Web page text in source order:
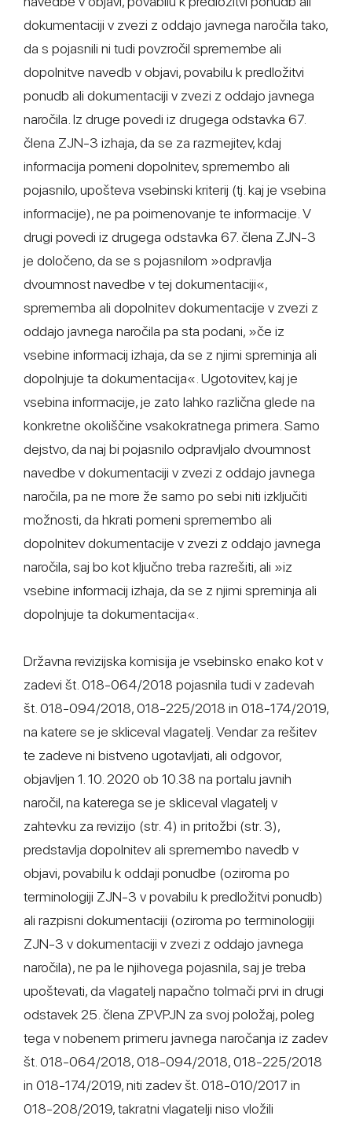
dokumentaciji v zvezi z oddajo javnega naročila tako,
da s pojasnili ni tudi povzročil spremembe ali
dopolnitve navedb v objavi, povabilu k predložitvi
ponudb ali dokumentaciji v zvezi z oddajo javnega
naročila. Iz druge povedi iz drugega odstavka 67.
člena ZJN-3 izhaja, da se za razmejitev, kdaj
informacija pomeni dopolnitev, spremembo ali
pojasnilo, upošteva vsebinski kriterij (tj. kaj je vsebina
informacije), ne pa poimenovanje te informacije. V
drugi povedi iz drugega odstavka 67. člena ZJN-3
je določeno, da se s pojasnilom »odpravlja
dvoumnost navedbe v tej dokumentaciji«,
sprememba ali dopolnitev dokumentacije v zvezi z
oddajo javnega naročila pa sta podani, »če iz
vsebine informacij izhaja, da se z njimi spreminja ali
dopolnjuje ta dokumentacija«. Ugotovitev, kaj je
vsebina informacije, je zato lahko različna glede na
konkretne okoliščine vsakokratnega primera. Samo
dejstvo, da naj bi pojasnilo odpravljalo dvoumnost
navedbe v dokumentaciji v zvezi z oddajo javnega
naročila, pa ne more že samo po sebi niti izključiti
možnosti, da hkrati pomeni spremembo ali
dopolnitev dokumentacije v zvezi z oddajo javnega
naročila, saj bo kot ključno treba razrešiti, ali »iz
vsebine informacij izhaja, da se z njimi spreminja ali
dopolnjuje ta dokumentacija«.
Državna revizijska komisija je vsebinsko enako kot v
zadevi št. 018-064/2018 pojasnila tudi v zadevah
št. 018-094/2018, 018-225/2018 in 018-174/2019,
na katere se je skliceval vlagatelj. Vendar za rešitev
te zadeve ni bistveno ugotavljati, ali odgovor,
objavljen 1. 10. 2020 ob 10.38 na portalu javnih
naročil, na katerega se je skliceval vlagatelj v
zahtevku za revizijo (str. 4) in pritožbi (str. 3),
predstavlja dopolnitev ali spremembo navedb v
objavi, povabilu k oddaji ponudbe (oziroma po
terminologiji ZJN-3 v povabilu k predložitvi ponudb)
ali razpisni dokumentaciji (oziroma po terminologiji
ZJN-3 v dokumentaciji v zvezi z oddajo javnega
naročila), ne pa le njihovega pojasnila, saj je treba
upoštevati, da vlagatelj napačno tolmači prvi in drugi
odstavek 25. člena ZPVPJN za svoj položaj, poleg
tega v nobenem primeru javnega naročanja iz zadev
št. 018-064/2018, 018-094/2018, 018-225/2018
in 018-174/2019, niti zadev št. 018-010/2017 in
018-208/2019, takratni vlagatelji niso vložili